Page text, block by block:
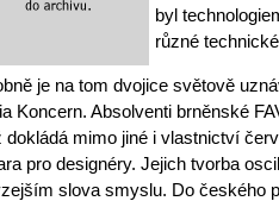
byl
různé
je na tom dvojice světově
Koncern. Absolventi brněnské
dokládá mimo jiné i vlastnictví
pro designéry. Jejich tvorba
slova smyslu. Do českého